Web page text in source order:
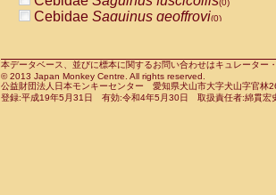
CercopithecidaeCercocebushybrid
CercopithecidaePapio anubis(0)
CercopithecidaePapio cynocephalus
CercopithecidaePapio hamadryas(0)
(0)
Cebidae Saguinus geoffroyi(0)
CebidaeSaguinus leucopus(0)
CebidaeSaguinus midas(0)
Cebidae Saguinus mystax(0)
本データベース、並びに標本に関するお問い合わせはキュレータ
© 2013 Japan Monkey Centre. All rights reserved.
公益財団法人日本モンキーセンター 愛知県犬山市大字犬山字官
登録:平成19年5月31日 有効:令和4年5月30日 取扱責任者:綿貫宏